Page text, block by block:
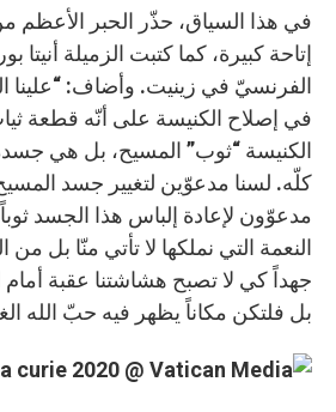
في هذا السياق، حذّر الحبر الأعظم
إتاحة كبيرة، كما كتبت الزميلة أنيتا
الفرنسيّ في زينيت. وأضاف: “علينا
في إصلاح الكنيسة على أنّه قطعة
الكنيسة “ثوب” المسيح، بل هي جسده
كلّه. لسنا مدعوّين لتغيير جسد
مدعوّون لإعادة إلباس هذا الجسد
النعمة التي نملكها لا تأتي منّا بل من
جهداً كي لا تصبح هشاشتنا عقبة أمام
بل فلتكن مكاناً يظهر فيه حبّ الله